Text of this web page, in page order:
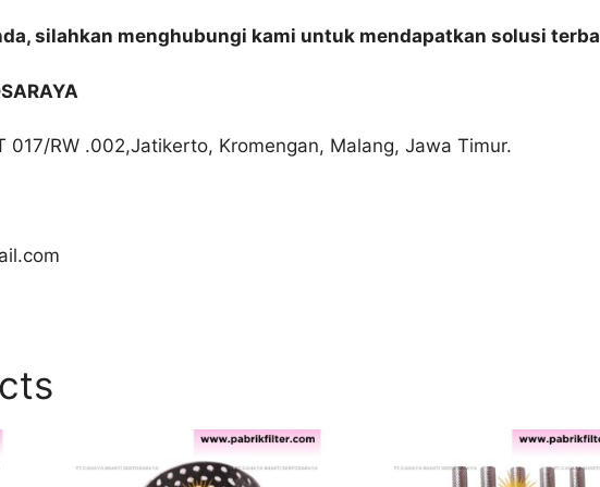
silahkan menghubungi kami untuk mendapatkan solusi
017/RW .002,Jatikerto, Kromengan, Malang, Jawa Timur.